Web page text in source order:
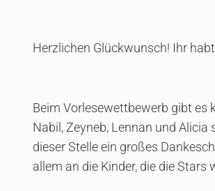
Herzlichen Glückwunsch! Ihr
Beim Vorlesewettbewerb gibt es
Nabil, Zeyneb, Lennan und
dieser Stelle ein großes
allem an die Kinder, die die Stars